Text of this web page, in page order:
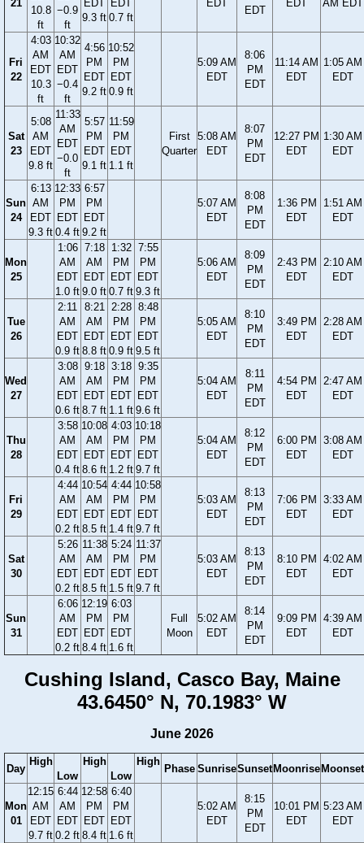
21
10.8
ft
−0.9
ft
EDT
9.3 ft
EDT
0.7 ft
EDT
EDT
EDT
AM EDT
Fri
22
4:03
AM
EDT
10.3
ft
10:32
AM
EDT
−0.4
ft
4:56
PM
EDT
9.2 ft
10:52
PM
EDT
0.9 ft
5:09 AM
EDT
8:06
PM
EDT
11:14 AM
EDT
1:05 AM
EDT
Sat
23
5:08
AM
EDT
9.8 ft
11:33
AM
EDT
−0.0
ft
5:57
PM
EDT
9.1 ft
11:59
PM
EDT
1.1 ft
First
Quarter
5:08 AM
EDT
8:07
PM
EDT
12:27 PM
EDT
1:30 AM
EDT
Sun
24
6:13
AM
EDT
9.3 ft
12:33
PM
EDT
0.4 ft
6:57
PM
EDT
9.2 ft
5:07 AM
EDT
8:08
PM
EDT
1:36 PM
EDT
1:51 AM
EDT
Mon
25
1:06
AM
EDT
1.0 ft
7:18
AM
EDT
9.0 ft
1:32
PM
EDT
0.7 ft
7:55
PM
EDT
9.3 ft
5:06 AM
EDT
8:09
PM
EDT
2:43 PM
EDT
2:10 AM
EDT
Tue
26
2:11
AM
EDT
0.9 ft
8:21
AM
EDT
8.8 ft
2:28
PM
EDT
0.9 ft
8:48
PM
EDT
9.5 ft
5:05 AM
EDT
8:10
PM
EDT
3:49 PM
EDT
2:28 AM
EDT
Wed
27
3:08
AM
EDT
0.6 ft
9:18
AM
EDT
8.7 ft
3:18
PM
EDT
1.1 ft
9:35
PM
EDT
9.6 ft
5:04 AM
EDT
8:11
PM
EDT
4:54 PM
EDT
2:47 AM
EDT
Thu
28
3:58
AM
EDT
0.4 ft
10:08
AM
EDT
8.6 ft
4:03
PM
EDT
1.2 ft
10:18
PM
EDT
9.7 ft
5:04 AM
EDT
8:12
PM
EDT
6:00 PM
EDT
3:08 AM
EDT
Fri
29
4:44
AM
EDT
0.2 ft
10:54
AM
EDT
8.5 ft
4:44
PM
EDT
1.4 ft
10:58
PM
EDT
9.7 ft
5:03 AM
EDT
8:13
PM
EDT
7:06 PM
EDT
3:33 AM
EDT
Sat
30
5:26
AM
EDT
0.2 ft
11:38
AM
EDT
8.5 ft
5:24
PM
EDT
1.5 ft
11:37
PM
EDT
9.7 ft
5:03 AM
EDT
8:13
PM
EDT
8:10 PM
EDT
4:02 AM
EDT
Sun
31
6:06
AM
EDT
0.2 ft
12:19
PM
EDT
8.4 ft
6:03
PM
EDT
1.6 ft
Full
Moon
5:02 AM
EDT
8:14
PM
EDT
9:09 PM
EDT
4:39 AM
EDT
Cushing Island, Casco Bay, Maine
43.6450° N, 70.1983° W
June 2026
Day
High
Low
High
Low
High
Phase SunriseSunsetMoonriseMoonset
Mon
01
12:15
AM
EDT
9.7 ft
6:44
AM
EDT
0.2 ft
12:58
PM
EDT
8.4 ft
6:40
PM
EDT
1.6 ft
5:02 AM
EDT
8:15
PM
EDT
10:01 PM
EDT
5:23 AM
EDT